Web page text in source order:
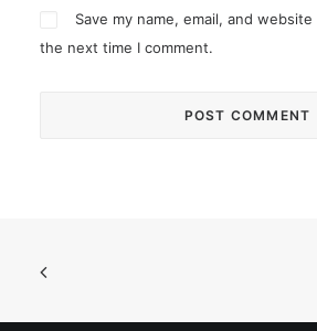
Save my name, email, and
the next time I comment.